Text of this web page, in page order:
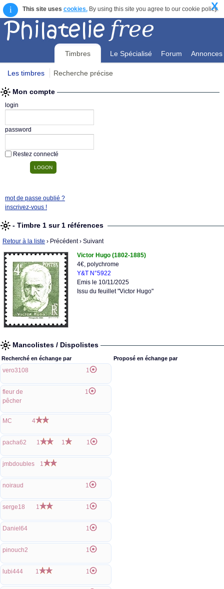
i This site uses cookies.By using this site you agree to our cookie policy.
X
Timbres Le Spécialisé Forum Annonces
Les timbres Recherche précise
Mon compte
login
password
Restez connecté
mot de passe oublié ?
inscrivez-vous !
- Timbre 1 sur 1 références
Retour à la liste › Précédent› Suivant
Victor Hugo (1802-1885)
4€, polychrome
Y&T N°5922
Emis le 10/11/2025
Issu du feuillet "Victor Hugo"
Mancolistes / Dispolistes
Recherché en échange par
vero3108 1
fleur de
pêcher
1
MC 4
pacha62 1 1 1
jmbdoubles 1
noiraud 1
serge18 1 1
Daniel64 1
pinouch2 1
lubi444 1 1
Proposé en échange par